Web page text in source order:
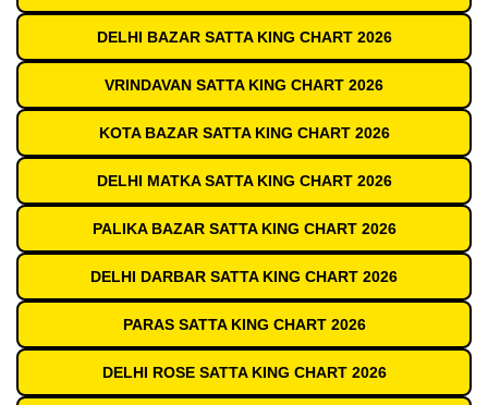
DELHI BAZAR SATTA KING CHART 2026
VRINDAVAN SATTA KING CHART 2026
KOTA BAZAR SATTA KING CHART 2026
DELHI MATKA SATTA KING CHART 2026
PALIKA BAZAR SATTA KING CHART 2026
DELHI DARBAR SATTA KING CHART 2026
PARAS SATTA KING CHART 2026
DELHI ROSE SATTA KING CHART 2026